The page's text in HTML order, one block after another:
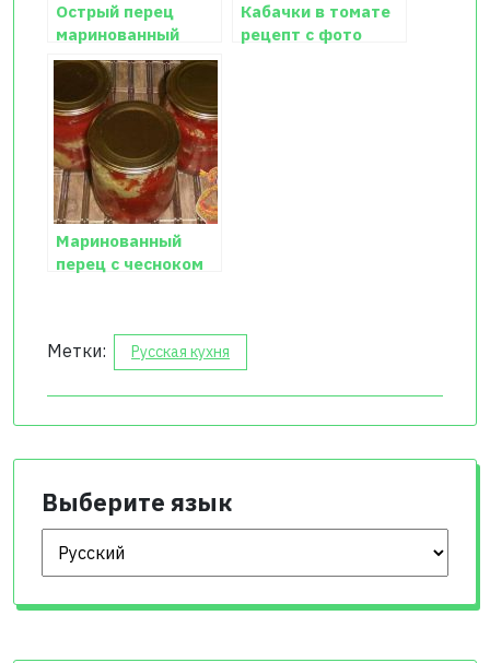
Острый перец
маринованный
Кабачки в томате
рецепт с фото
Маринованный
перец с чесноком
Метки: Русская кухня
Выберите язык
Выберите язык